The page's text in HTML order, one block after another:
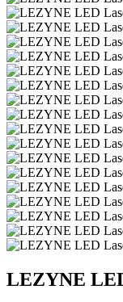
LEZYNE